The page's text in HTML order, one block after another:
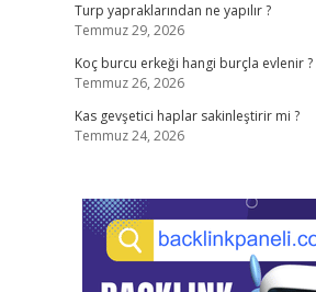
Turp yapraklarından ne yapılır ?
Temmuz 29, 2026
Koç burcu erkeği hangi burçla evlenir ?
Temmuz 26, 2026
Kas gevşetici haplar sakinleştirir mi ?
Temmuz 24, 2026